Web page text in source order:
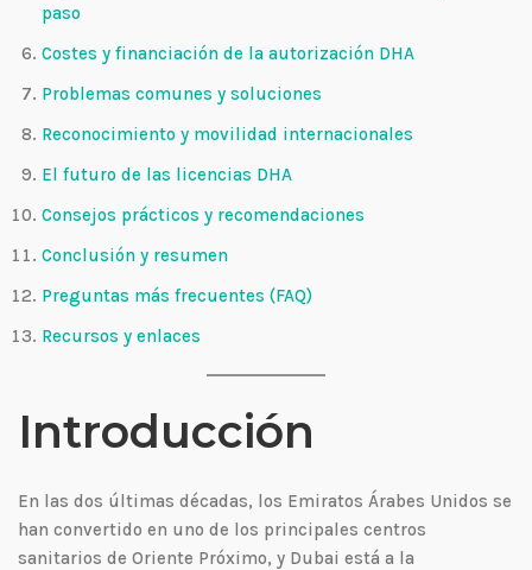
paso
Costes y financiación de la autorización DHA
Problemas comunes y soluciones
Reconocimiento y movilidad internacionales
El futuro de las licencias DHA
Consejos prácticos y recomendaciones
Conclusión y resumen
Preguntas más frecuentes (FAQ)
Recursos y enlaces
Introducción
En las dos últimas décadas, los Emiratos Árabes Unidos se
han convertido en uno de los principales centros
sanitarios de Oriente Próximo, y Dubai está a la